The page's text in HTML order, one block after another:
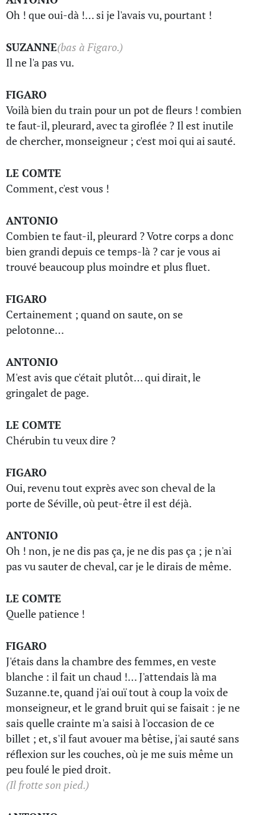
Oh ! que oui-dà !… si je l'avais vu, pourtant !
SUZANNE(bas à Figaro.)
Il ne l'a pas vu.
FIGARO
Voilà bien du train pour un pot de fleurs ! combien
te faut-il, pleurard, avec ta giroflée ? Il est inutile
de chercher, monseigneur ; c'est moi qui ai sauté.
LE COMTE
Comment, c'est vous !
ANTONIO
Combien te faut-il, pleurard ? Votre corps a donc
bien grandi depuis ce temps-là ? car je vous ai
trouvé beaucoup plus moindre et plus fluet.
FIGARO
Certainement ; quand on saute, on se
pelotonne…
ANTONIO
M'est avis que c'était plutôt… qui dirait, le
gringalet de page.
LE COMTE
Chérubin tu veux dire ?
FIGARO
Oui, revenu tout exprès avec son cheval de la
porte de Séville, où peut-être il est déjà.
ANTONIO
Oh ! non, je ne dis pas ça, je ne dis pas ça ; je n'ai
pas vu sauter de cheval, car je le dirais de même.
LE COMTE
Quelle patience !
FIGARO
J'étais dans la chambre des femmes, en veste
blanche : il fait un chaud !… J'attendais là ma
Suzanne.te, quand j'ai ouï tout à coup la voix de
monseigneur, et le grand bruit qui se faisait : je ne
sais quelle crainte m'a saisi à l'occasion de ce
billet ; et, s'il faut avouer ma bêtise, j'ai sauté sans
réflexion sur les couches, où je me suis même un
peu foulé le pied droit.
(Il frotte son pied.)